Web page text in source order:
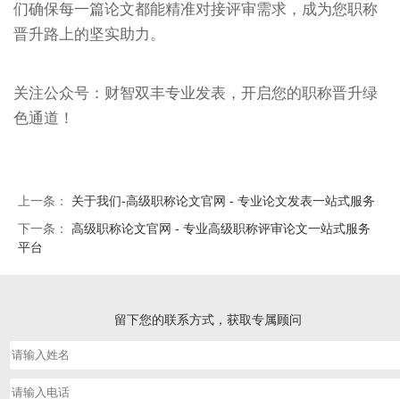
们确保每一篇论文都能精准对接评审需求，成为您职称
晋升路上的坚实助力。
关注公众号：财智双丰专业发表，开启您的职称晋升绿
色通道！
上一条： 关于我们-高级职称论文官网 - 专业论文发表一站式服务
下一条： 高级职称论文官网 - 专业高级职称评审论文一站式服务
平台
留下您的联系方式，获取专属顾问